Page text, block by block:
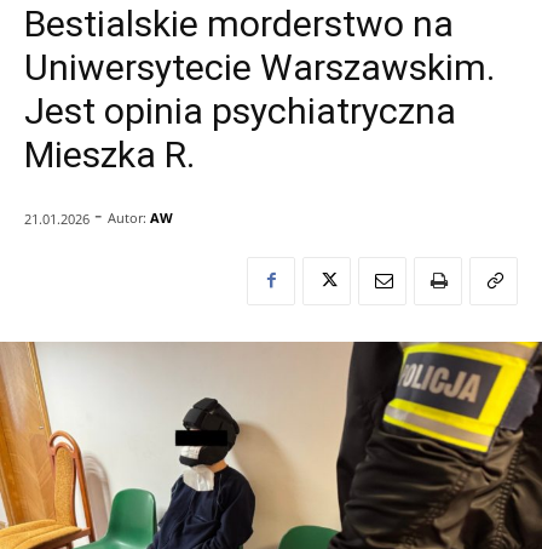
Bestialskie morderstwo na
Uniwersytecie Warszawskim.
Jest opinia psychiatryczna
Mieszka R.
21.01.2026 - Autor: AW